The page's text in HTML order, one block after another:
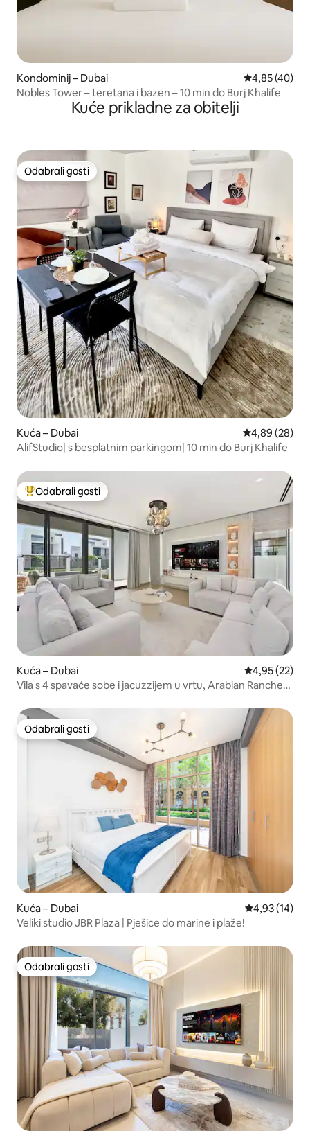
Kondominij – Dubai Prosječna
4,85 (40)
Nobles Tower – teretana i bazen – 10 min do Burj Khalife
Kuće prikladne za obitelji
Odabrali gosti
Odabrali gosti
Kuća – Dubai Prosječna
4,89 (28)
AlifStudio| s besplatnim parkingom| 10 min do Burj Khalife
Među najviše rangiranima s oznakom „Odabrali gosti”
Odabrali gosti
Kuća – Dubai Prosječna
4,95 (22)
Vila s 4 spavaće sobe i jacuzzijem u vrtu, Arabian Ranches
Odabrali gosti
Odabrali gosti
Kuća – Dubai Prosječna
4,93 (14)
Veliki studio JBR Plaza | Pješice do marine i plaže!
Odabrali gosti
Odabrali gosti